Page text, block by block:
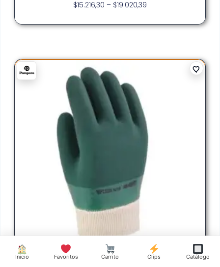
$15.216,30 – $19.020,39
Inicio Favoritos Carrito Clips Catálogo